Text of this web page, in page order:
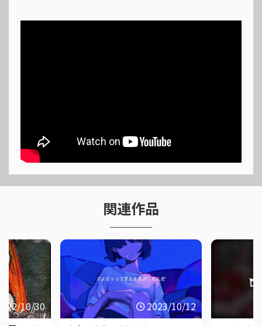
関連作品
10/30 2023/10/12